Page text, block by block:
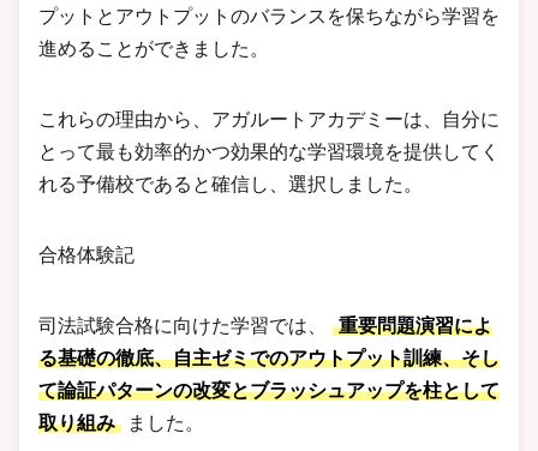
プットとアウトプットのバランスを保ちながら学習を
進めることができました。
これらの理由から、アガルートアカデミーは、自分に
とって最も効率的かつ効果的な学習環境を提供してく
れる予備校であると確信し、選択しました。
合格体験記
司法試験合格に向けた学習では、
重要問題演習によ
る基礎の徹底、自主ゼミでのアウトプット訓練、そし
て論証パターンの改変とブラッシュアップを柱として
取り組み
ました。